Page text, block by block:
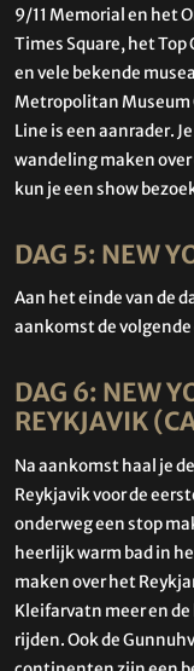
9/11 Memorial en het
Times Square, het
en vele bekende
Metropolitan Museum
Line is een aanrader.
wandeling maken over
kun je een show
DAG 5: NEW
Aan het einde van de
aankomst de volgende
DAG 6: NEW
REYKJAVIK
Na aankomst haal je
Reykjavik voor de
onderweg een stop
heerlijk warm bad in
maken over het
Kleifarvatn meer en
rijden. Ook de